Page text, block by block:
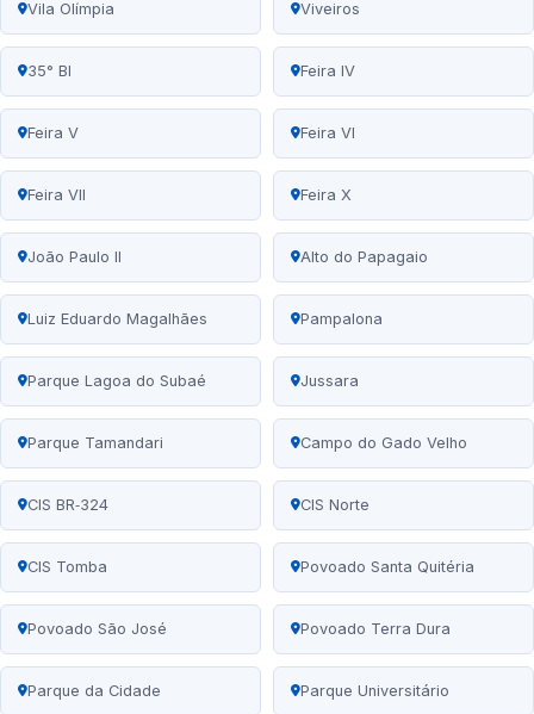
Vila Olímpia Viveiros
35° BI Feira IV
Feira V Feira VI
Feira VII Feira X
João Paulo II Alto do Papagaio
Luiz Eduardo Magalhães Pampalona
Parque Lagoa do Subaé Jussara
Parque Tamandari Campo do Gado Velho
CIS BR‑324 CIS Norte
CIS Tomba Povoado Santa Quitéria
Povoado São José Povoado Terra Dura
Parque da Cidade Parque Universitário